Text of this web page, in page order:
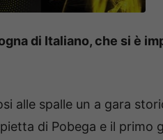
di Italiano, che si è
alle spalle un a gara
di Pobega e il primo